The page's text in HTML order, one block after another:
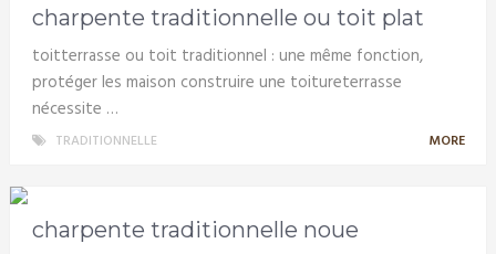
charpente traditionnelle ou toit plat
toitterrasse ou toit traditionnel : une même fonction,
protéger les maison construire une toitureterrasse
nécessite …
TRADITIONNELLE MORE
charpente traditionnelle noue